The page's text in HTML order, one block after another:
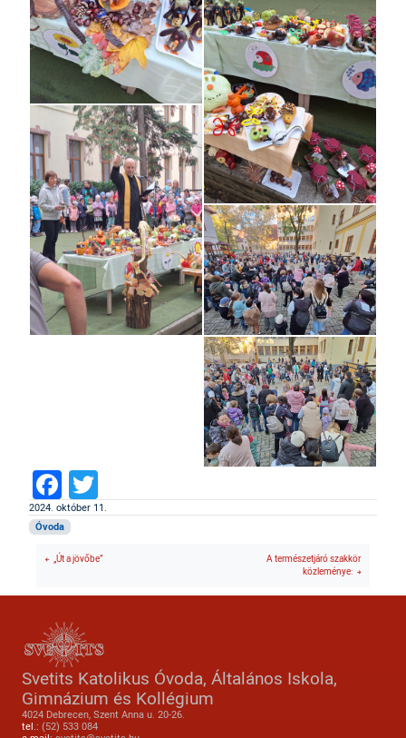
Facebook
2024. október 11.
Óvoda
„Út a jövőbe”
A természetjáró szakkör
közleménye:
Svetits Katolikus Óvoda, Általános Iskola,
Gimnázium és Kollégium
4024 Debrecen, Szent Anna u. 20-26.
tel.: (52) 533 084